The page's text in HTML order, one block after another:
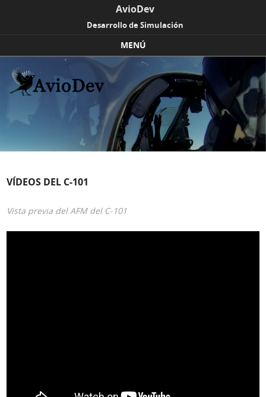
AvioDev
Desarrollo de Simulación
MENÚ
VÍDEOS DEL C-101
Vista previa del AFM del C-101